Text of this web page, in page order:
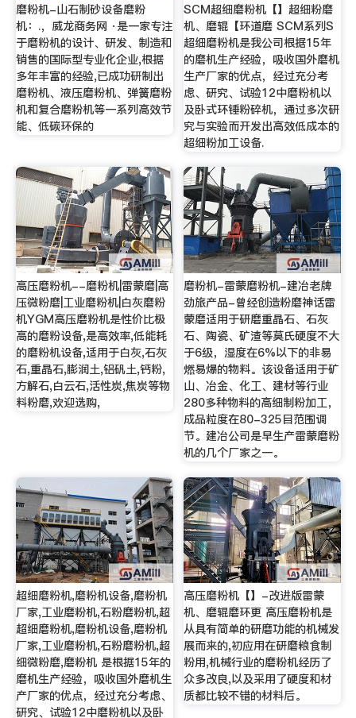
磨粉机-山石制砂设备磨粉
机：.，威龙商务网 ·是一家专注
于磨粉机的设计、研发、制造和
销售的国际型专业化企业,根据
多年丰富的经验,已成功研制出
磨粉机、液压磨粉机、弹簧磨粉
机和复合磨粉机等一系列高效节
能、低碳环保的
SCM超细磨粉机【】超细粉磨
机、磨辊【环道磨 SCM系列S
超细磨粉机是我公司根据15年
的磨机生产经验，吸收国外磨机
生产厂家的优点，经过充分考
虑、研究、试验12中磨粉机以
及卧式环锤粉碎机，通过多次研
究与实验而开发出高效低成本的
超细粉加工设备.
高压磨粉机--磨粉机|雷蒙磨|高
压微粉磨|工业磨粉机|白灰磨粉
机YGM高压磨粉机是性价比极
高的磨粉设备,是高效率,低能耗
的磨粉机设备,适用于白灰,石灰
石,重晶石,膨润土,铝矾土,钙粉,
方解石,白云石,活性炭,焦炭等物
料粉磨,欢迎选购,
磨粉机-雷蒙磨粉机-建冶老牌
劲旅产品-曾经创造粉磨神话雷
蒙磨适用于研磨重晶石、石灰
石、陶瓷、矿渣等莫氏硬度不大
于6级，湿度在6%以下的非易
燃易爆的物料。该设备适用于矿
山、冶金、化工、建材等行业
280多种物料的高细制粉加工，
成品粒度在80-325目范围调
节。建冶公司是早生产雷蒙磨粉
机的几个厂家之一。
超细磨粉机,磨粉机设备,磨粉机
厂家,工业磨粉机,石粉磨粉机,超
超细磨粉机,磨粉机设备,磨粉机
厂家,工业磨粉机,石粉磨粉机,超
细微粉磨,磨粉机 是根据15年的
磨机生产经验，吸收国外磨机生
产厂家的优点，经过充分考虑、
研究、试验12中磨粉机以及卧
高压磨粉机【】-改进版雷蒙
机、磨辊磨环更 高压磨粉机是
从具有简单的研磨功能的机械发
展而来的,初应用在研磨粮食制
粉用,机械行业的磨粉机经历了
众多改良,以及采用了硬度和材
质都比较不错的材料后。